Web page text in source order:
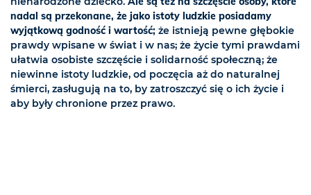
nadal są przekonane, że jako istoty ludzkie posiadamy
wyjątkową godność i wartość; że istnieją pewne głębokie
prawdy wpisane w świat i w nas; że życie tymi prawdami
ułatwia osobiste szczęście i solidarność społeczną; że
niewinne istoty ludzkie, od poczęcia aż do naturalnej
śmierci, zasługują na to, by zatroszczyć się o ich życie i
aby były chronione przez prawo.